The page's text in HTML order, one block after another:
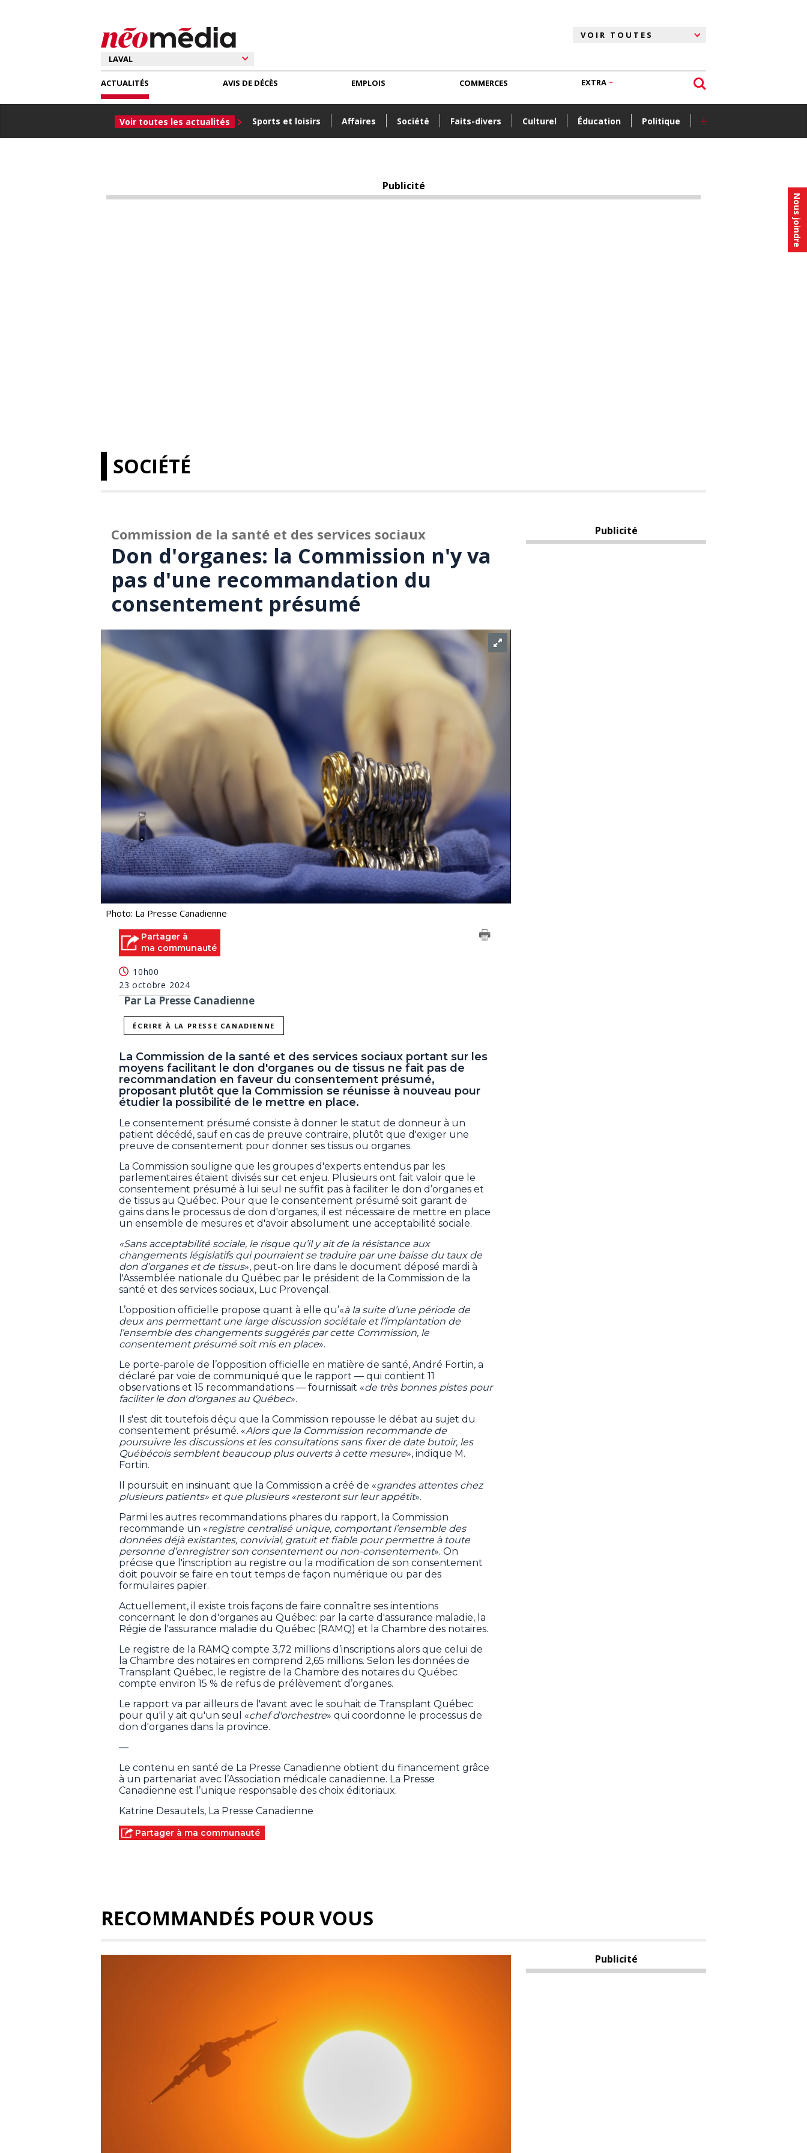
Nous joindre
ACTUALITÉS
Voir toutes les actualités Sports et loisirs Affaires Société Faits-divers Culturel Éducation Politique +
AVIS DE DÉCÈS EMPLOIS COMMERCES EXTRA
Publicité
SOCIÉTÉ
Commission de la santé et des services sociaux
Don d'organes: la Commission n'y va
pas d'une recommandation du
consentement présumé
Photo: La Presse Canadienne
Partager à
ma communauté
10h00
23 octobre 2024
Par La Presse Canadienne
ÉCRIRE À LA PRESSE CANADIENNE
La Commission de la santé et des services sociaux portant sur les
moyens facilitant le don d'organes ou de tissus ne fait pas de
recommandation en faveur du consentement présumé,
proposant plutôt que la Commission se réunisse à nouveau pour
étudier la possibilité de le mettre en place.
Le consentement présumé consiste à donner le statut de donneur à un
patient décédé, sauf en cas de preuve contraire, plutôt que d'exiger une
preuve de consentement pour donner ses tissus ou organes.
La Commission souligne que les groupes d'experts entendus par les
parlementaires étaient divisés sur cet enjeu. Plusieurs ont fait valoir que le
consentement présumé à lui seul ne suffit pas à faciliter le don d’organes et
de tissus au Québec. Pour que le consentement présumé soit garant de
gains dans le processus de don d'organes, il est nécessaire de mettre en place
un ensemble de mesures et d'avoir absolument une acceptabilité sociale.
«Sans acceptabilité sociale, le risque qu’il y ait de la résistance aux
changements législatifs qui pourraient se traduire par une baisse du taux de
don d’organes et de tissus», peut-on lire dans le document déposé mardi à
l'Assemblée nationale du Québec par le président de la Commission de la
santé et des services sociaux, Luc Provençal.
L’opposition officielle propose quant à elle qu’«à la suite d’une période de
deux ans permettant une large discussion sociétale et l’implantation de
l’ensemble des changements suggérés par cette Commission, le
consentement présumé soit mis en place».
Le porte-parole de l’opposition officielle en matière de santé, André Fortin, a
déclaré par voie de communiqué que le rapport — qui contient 11
observations et 15 recommandations — fournissait «de très bonnes pistes pour
faciliter le don d'organes au Québec».
Il s'est dit toutefois déçu que la Commission repousse le débat au sujet du
consentement présumé. «Alors que la Commission recommande de
poursuivre les discussions et les consultations sans fixer de date butoir, les
Québécois semblent beaucoup plus ouverts à cette mesure», indique M.
Fortin.
Il poursuit en insinuant que la Commission a créé de «grandes attentes chez
plusieurs patients» et que plusieurs «resteront sur leur appétit».
Parmi les autres recommandations phares du rapport, la Commission
recommande un «registre centralisé unique, comportant l’ensemble des
données déjà existantes, convivial, gratuit et fiable pour permettre à toute
personne d’enregistrer son consentement ou non-consentement». On
précise que l'inscription au registre ou la modification de son consentement
doit pouvoir se faire en tout temps de façon numérique ou par des
formulaires papier.
Actuellement, il existe trois façons de faire connaître ses intentions
concernant le don d'organes au Québec: par la carte d'assurance maladie, la
Régie de l'assurance maladie du Québec (RAMQ) et la Chambre des notaires.
Le registre de la RAMQ compte 3,72 millions d’inscriptions alors que celui de
la Chambre des notaires en comprend 2,65 millions. Selon les données de
Transplant Québec, le registre de la Chambre des notaires du Québec
compte environ 15 % de refus de prélèvement d’organes.
Le rapport va par ailleurs de l'avant avec le souhait de Transplant Québec
pour qu'il y ait qu'un seul «chef d'orchestre» qui coordonne le processus de
don d'organes dans la province.
—
Le contenu en santé de La Presse Canadienne obtient du financement grâce
à un partenariat avec l’Association médicale canadienne. La Presse
Canadienne est l’unique responsable des choix éditoriaux.
Katrine Desautels, La Presse Canadienne
Partager à ma communauté
Publicité
RECOMMANDÉS POUR VOUS
Publicité